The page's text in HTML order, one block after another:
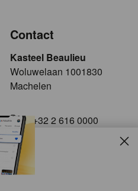
Contact
Kasteel Beaulieu
​​​Woluwelaan 1001830
Machelen
+32 2 616 0000
Follow us on